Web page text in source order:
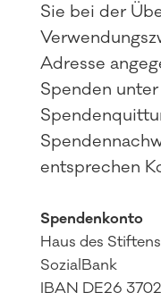
Sie bei der
Adresse
Spenden
entsprechen
Spendenkonto
Haus des
SozialBank
IBAN DE26